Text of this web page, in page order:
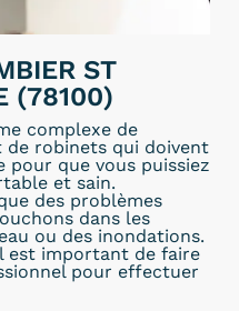
ST
(78100)
complexe de
de robinets qui doivent
que vous puissiez
et sain.
des problèmes
dans les
ou des inondations.
est important de faire
pour effectuer